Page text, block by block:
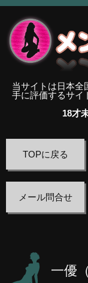
当サイトは日本全
手に評価するサイ
18才
TOPに戻る
メール問合せ
一優